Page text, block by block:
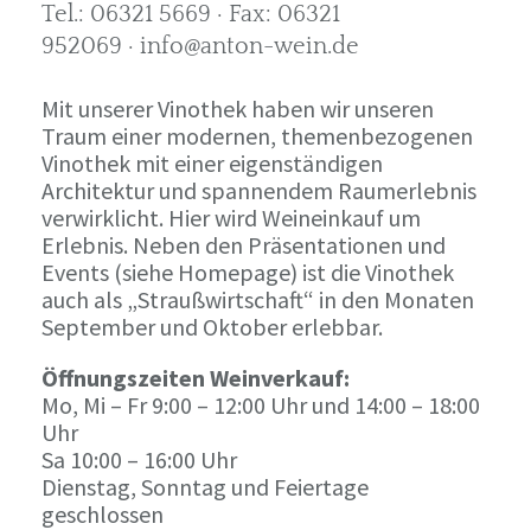
Tel.: 06321 5669 · Fax: 06321
952069 · info@anton-wein.de
Mit unserer Vinothek haben wir unseren
Traum einer modernen, themenbezogenen
Vinothek mit einer eigenständigen
Architektur und spannendem Raumerlebnis
verwirklicht. Hier wird Weineinkauf um
Erlebnis. Neben den Präsentationen und
Events (siehe Homepage) ist die Vinothek
auch als „Straußwirtschaft“ in den Monaten
September und Oktober erlebbar.
Öffnungszeiten Weinverkauf:
Mo, Mi – Fr 9:00 – 12:00 Uhr und 14:00 – 18:00
Uhr
Sa 10:00 – 16:00 Uhr
Dienstag, Sonntag und Feiertage
geschlossen